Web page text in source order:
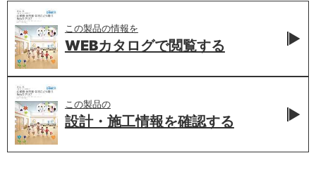
この製品の情報を
WEBカタログで閲覧する
この製品の
設計・施工情報を確認する